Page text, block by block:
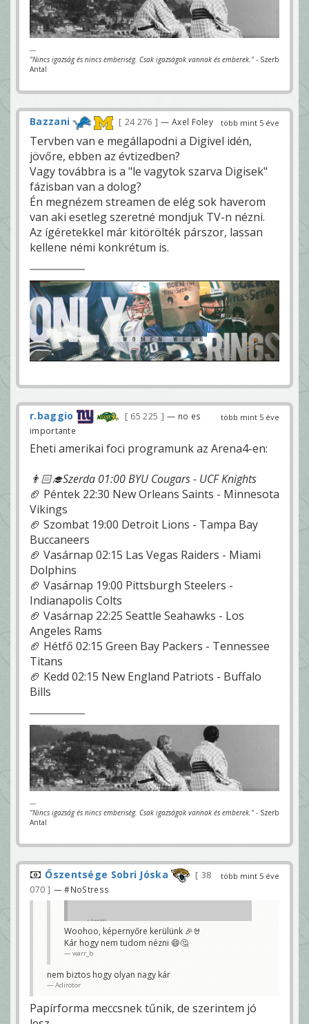
---
"Nincs igazság és nincs emberiség. Csak igazságok vannak és emberek." - Szerb
Antal
több mint 5 éve
Bazzani 24 276 — Axel Foley
Tervben van e megállapodni a Digivel idén,
jövőre, ebben az évtizedben?
Vagy továbbra is a "le vagytok szarva Digisek"
fázisban van a dolog?
Én megnézem streamen de elég sok haverom
van aki esetleg szeretné mondjuk TV-n nézni.
Az ígéretekkel már kitörölték párszor, lassan
kellene némi konkrétum is.
több mint 5 éve
r.baggio 65 225
— no es
importante
Eheti amerikai foci programunk az Arena4-en:
👨🏻‍🎓Szerda 01:00 BYU Cougars - UCF Knights
🏈 Péntek 22:30 New Orleans Saints - Minnesota
Vikings
🏈 Szombat 19:00 Detroit Lions - Tampa Bay
Buccaneers
🏈 Vasárnap 02:15 Las Vegas Raiders - Miami
Dolphins
🏈 Vasárnap 19:00 Pittsburgh Steelers -
Indianapolis Colts
🏈 Vasárnap 22:25 Seattle Seahawks - Los
Angeles Rams
🏈 Hétfő 02:15 Green Bay Packers - Tennessee
Titans
🏈 Kedd 02:15 New England Patriots - Buffalo
Bills
---
"Nincs igazság és nincs emberiség. Csak igazságok vannak és emberek." - Szerb
Antal
több mint 5 éve
Őszentsége Sobri Jóska
38
070
— #NoStress
r.baggio
Woohoo, képernyőre kerülünk 🎉🤘
Kár hogy nem tudom nézni 😄🤔
warr_b
nem biztos hogy olyan nagy kár
Adirotor
Papírforma meccsnek tűnik, de szerintem jó